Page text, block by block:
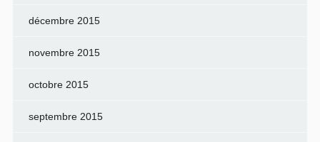
décembre 2015
novembre 2015
octobre 2015
septembre 2015